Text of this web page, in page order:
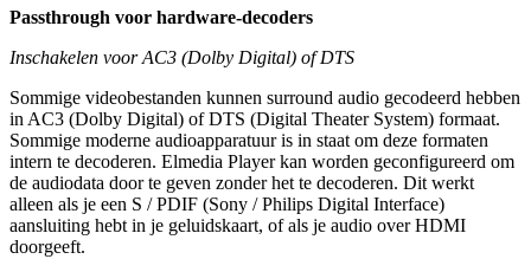
Passthrough voor hardware-decoders
Inschakelen voor AC3 (Dolby Digital) of DTS
Sommige videobestanden kunnen surround audio gecodeerd hebben
in AC3 (Dolby Digital) of DTS (Digital Theater System) formaat.
Sommige moderne audioapparatuur is in staat om deze formaten
intern te decoderen. Elmedia Player kan worden geconfigureerd om
de audiodata door te geven zonder het te decoderen. Dit werkt
alleen als je een S / PDIF (Sony / Philips Digital Interface)
aansluiting hebt in je geluidskaart, of als je audio over HDMI
doorgeeft.